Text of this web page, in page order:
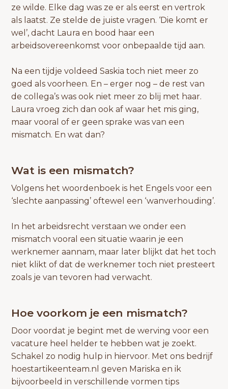
ze wilde. Elke dag was ze er als eerst en vertrok
als laatst. Ze stelde de juiste vragen. ‘Die komt er
wel’, dacht Laura en bood haar een
arbeidsovereenkomst voor onbepaalde tijd aan.
Na een tijdje voldeed Saskia toch niet meer zo
goed als voorheen. En – erger nog – de rest van
de collega’s was ook niet meer zo blij met haar.
Laura vroeg zich dan ook af waar het mis ging,
maar vooral of er geen sprake was van een
mismatch. En wat dan?
Wat is een mismatch?
Volgens het woordenboek is het Engels voor een
‘slechte aanpassing’ oftewel een ‘wanverhouding’.
In het arbeidsrecht verstaan we onder een
mismatch vooral een situatie waarin je een
werknemer aannam, maar later blijkt dat het toch
niet klikt of dat de werknemer toch niet presteert
zoals je van tevoren had verwacht.
Hoe voorkom je een mismatch?
Door voordat je begint met de werving voor een
vacature heel helder te hebben wat je zoekt.
Schakel zo nodig hulp in hiervoor. Met ons bedrijf
hoestartikeenteam.nl geven Mariska en ik
bijvoorbeeld in verschillende vormen tips